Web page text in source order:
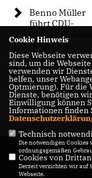
Benno Müller
führt CDU-
weiter an
Annette Dietl-
Faude gibt
Vorsitz an
Benno Müller
Cookie Hinweis
Diese Webseite
sind, um die
verwenden wir
helfen, unser
Optmierung). Für die
Dienste, benötigen
Einwilligung können
Informationen finden
Technisch
Die notwendigen Cookies
ordnungsgemäßen
Cookies von
Derzeit verzichten wir auf
Webseite.